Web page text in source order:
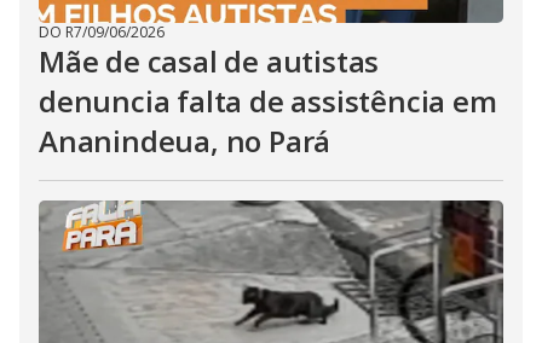
DO R7/09/06/2026
Mãe de casal de autistas
denuncia falta de assistência em
Ananindeua, no Pará